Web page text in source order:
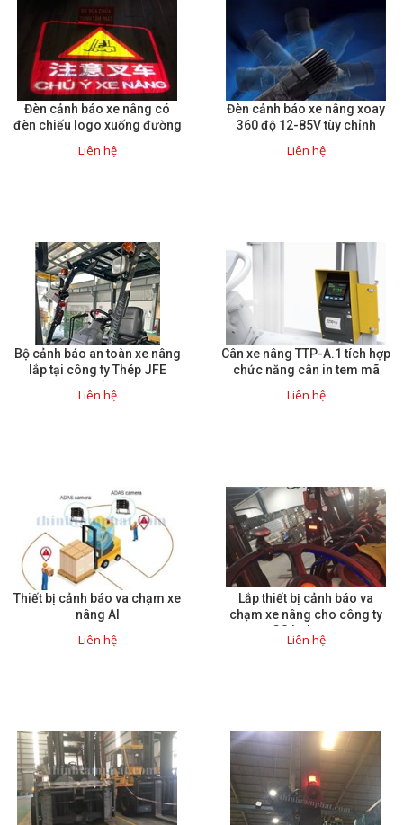
Đèn cảnh báo xe nâng có
đèn chiếu logo xuống đường
Liên hệ
Đèn cảnh báo xe nâng xoay
360 độ 12-85V tùy chỉnh
Liên hệ
Bộ cảnh báo an toàn xe nâng
lắp tại công ty Thép JFE
Shoji lần 2
Liên hệ
Cân xe nâng TTP-A.1 tích hợp
chức năng cân in tem mã
vạch
Liên hệ
Thiết bị cảnh báo va chạm xe
nâng AI
Liên hệ
Lắp thiết bị cảnh báo va
chạm xe nâng cho công ty
GS Industry
Liên hệ
Liên hệ
Đóng
TRÊN MẠNG XÃ HỘI
Twitter
Gọi cho chúng tôi
Nhắn tin
COPYRIGHT 2018. ALL RIGHTS RESERVED